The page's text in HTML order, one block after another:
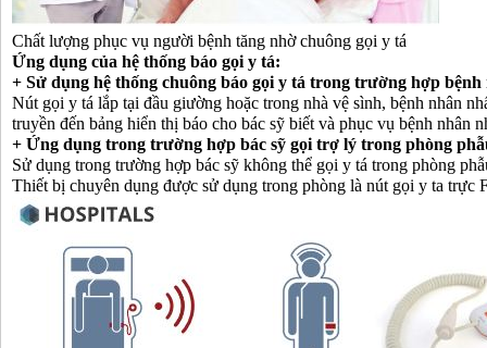
Chất lượng phục vụ người bệnh tăng nhờ chuông gọi y tá
Ứng dụng của hệ thống báo gọi y tá:
+ Sử dụng hệ thống chuông báo gọi y tá trong trường hợp bệnh
Nút gọi y tá lắp tại đầu giường hoặc trong nhà vệ sình, bệnh nhân
truyền đến bảng hiển thị báo cho bác sỹ biết và phục vụ bệnh nhân
+ Ứng dụng trong trường hợp bác sỹ gọi trợ lý trong phòng
Sử dụng trong trường hợp bác sỹ không thể gọi y tá trong phòng
Thiết bị chuyên dụng được sử dụng trong phòng là nút gọi y ta trực